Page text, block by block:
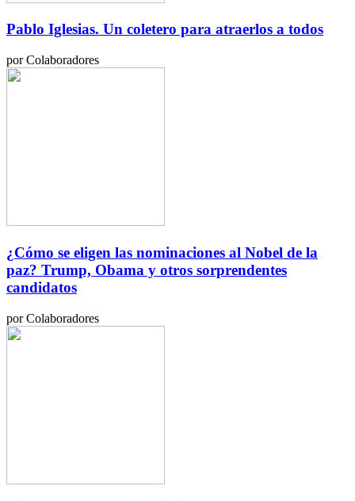
Pablo Iglesias. Un coletero para atraerlos a todos
por Colaboradores
¿Cómo se eligen las nominaciones al Nobel de la
paz? Trump, Obama y otros sorprendentes
candidatos
por Colaboradores